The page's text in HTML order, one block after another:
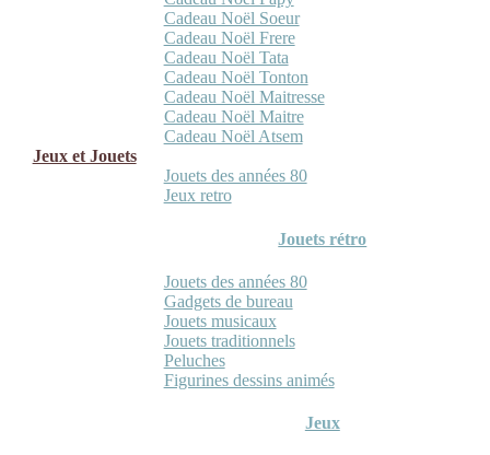
Cadeau Noël Soeur
Cadeau Noël Frere
Cadeau Noël Tata
Cadeau Noël Tonton
Cadeau Noël Maitresse
Cadeau Noël Maitre
Cadeau Noël Atsem
Jeux et Jouets
Jouets des années 80
Jeux retro
Jouets rétro
Jouets des années 80
Gadgets de bureau
Jouets musicaux
Jouets traditionnels
Peluches
Figurines dessins animés
Jeux